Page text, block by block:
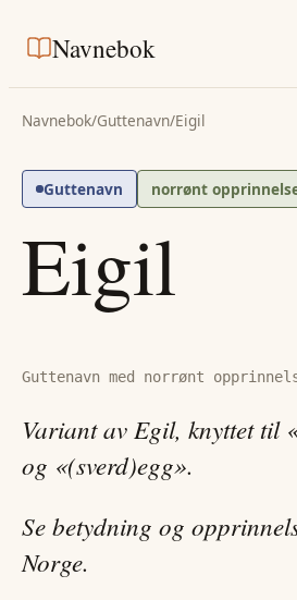
Navnebok
Navnebok/Guttenavn/Eigil
Guttenavn norrønt
Eigil
Guttenavn med norrønt
Variant av Egil, knyttet til
og «(sverd)egg».
Se betydning og
Norge.